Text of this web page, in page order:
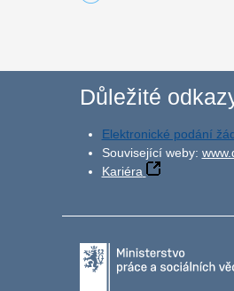
Důležité
Elektronické podání
Související weby:
Kariéra